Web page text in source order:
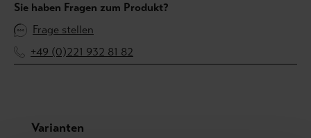
Sie haben Fragen zum Produkt?
Frage stellen
+49 (0)221 932 81 82
Produktgalerie überspringen
Varianten